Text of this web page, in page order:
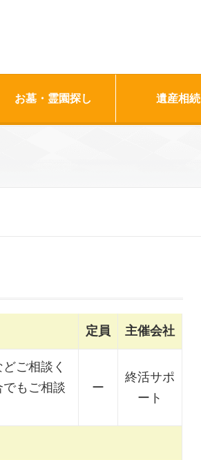
お墓・霊園探し 遺産相続
定員 主催会社
ご相談く
もご相談
ー
終活サポ
ート